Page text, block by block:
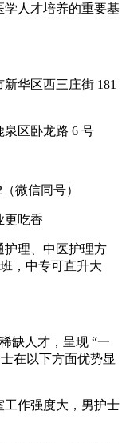
人才培养的重要基
华区西三庄街 181
泉区卧龙路 6 号
微信同号）
更吃香
护理、中医护理方
，中专可直升大
缺人才，呈现 “一
在以下方面优势显
工作强度大，男护士